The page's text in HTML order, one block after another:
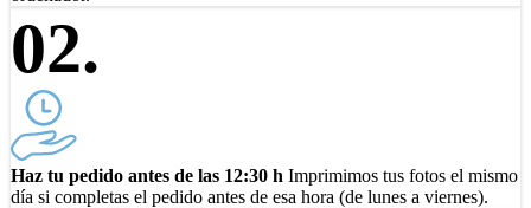
02.
Haz tu pedido antes de las 12:30 h Imprimimos tus fotos el mismo
día si completas el pedido antes de esa hora (de lunes a viernes).